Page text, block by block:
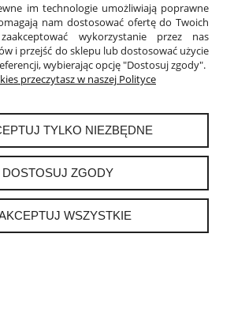
I DOSTAWA
INFORMACJE
O NAS
instagram
PEŁNĄ WERSJĘ STRONY
im technologie umożliwiają poprawne
nam dostosować ofertę do Twoich
wykorzystanie przez nas
i przejść do sklepu lub dostosować użycie
wybierając opcję "Dostosuj zgody".
przeczytasz w naszej Polityce
TYLKO NIEZBĘDNE
DOSTOSUJ ZGODY
WSZYSTKIE